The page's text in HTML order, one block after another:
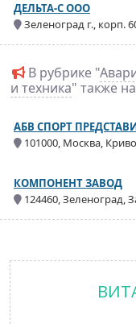
ДЕЛЬТА-С ООО
Зеленоград г., корп.
В рубрике "
и техника" также
АБВ СПОРТ
101000, Москва,
КОМПОНЕНТ ЗАВОД
124460, Зеленоград,